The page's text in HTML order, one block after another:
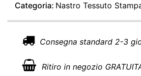
Categoria: Nastro Tessuto
Consegna standard 2-3
Ritiro in negozio